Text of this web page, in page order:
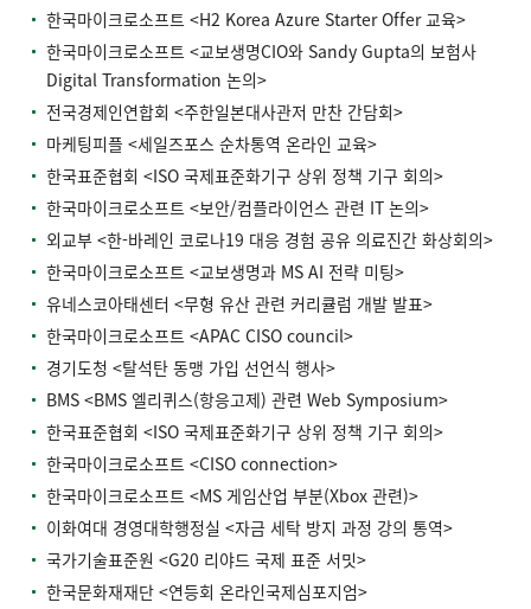
한국마이크로소프트 <H2 Korea Azure Starter Offer 교육>
한국마이크로소프트 <교보생명CIO와 Sandy Gupta의 보험사
Digital Transformation 논의>
전국경제인연합회 <주한일본대사관저 만찬 간담회>
마케팅피플 <세일즈포스 순차통역 온라인 교육>
한국표준협회 <ISO 국제표준화기구 상위 정책 기구 회의>
한국마이크로소프트 <보안/컴플라이언스 관련 IT 논의>
외교부 <한-바레인 코로나19 대응 경험 공유 의료진간 화상회의>
한국마이크로소프트 <교보생명과 MS AI 전략 미팅>
유네스코아태센터 <무형 유산 관련 커리큘럼 개발 발표>
한국마이크로소프트 <APAC CISO council>
경기도청 <탈석탄 동맹 가입 선언식 행사>
BMS <BMS 엘리퀴스(항응고제) 관련 Web Symposium>
한국표준협회 <ISO 국제표준화기구 상위 정책 기구 회의>
한국마이크로소프트 <CISO connection>
한국마이크로소프트 <MS 게임산업 부분(Xbox 관련)>
이화여대 경영대학행정실 <자금 세탁 방지 과정 강의 통역>
국가기술표준원 <G20 리야드 국제 표준 서밋>
한국문화재재단 <연등회 온라인국제심포지엄>